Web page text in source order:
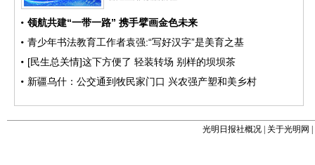
光明日报社概况 关于光明网